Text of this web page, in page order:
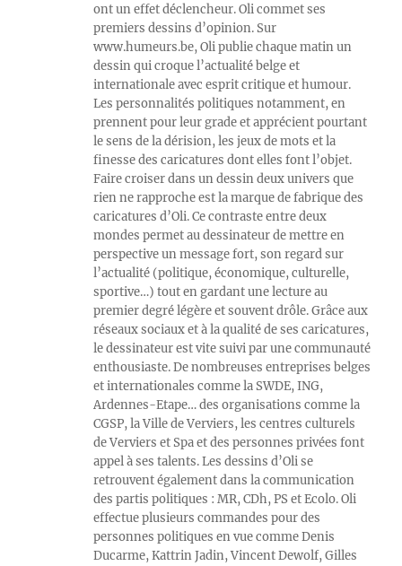
ont un effet déclencheur. Oli commet ses
premiers dessins d’opinion. Sur
www.humeurs.be, Oli publie chaque matin un
dessin qui croque l’actualité belge et
internationale avec esprit critique et humour.
Les personnalités politiques notamment, en
prennent pour leur grade et apprécient pourtant
le sens de la dérision, les jeux de mots et la
finesse des caricatures dont elles font l’objet.
Faire croiser dans un dessin deux univers que
rien ne rapproche est la marque de fabrique des
caricatures d’Oli. Ce contraste entre deux
mondes permet au dessinateur de mettre en
perspective un message fort, son regard sur
l’actualité (politique, économique, culturelle,
sportive…) tout en gardant une lecture au
premier degré légère et souvent drôle. Grâce aux
réseaux sociaux et à la qualité de ses caricatures,
le dessinateur est vite suivi par une communauté
enthousiaste. De nombreuses entreprises belges
et internationales comme la SWDE, ING,
Ardennes-Etape… des organisations comme la
CGSP, la Ville de Verviers, les centres culturels
de Verviers et Spa et des personnes privées font
appel à ses talents. Les dessins d’Oli se
retrouvent également dans la communication
des partis politiques : MR, CDh, PS et Ecolo. Oli
effectue plusieurs commandes pour des
personnes politiques en vue comme Denis
Ducarme, Kattrin Jadin, Vincent Dewolf, Gilles